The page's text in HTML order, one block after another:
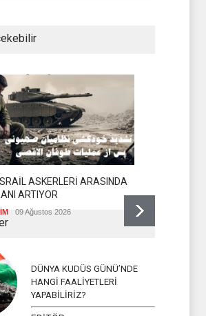
ASKERLERİ ARASINDA
ARTIYOR
09 Ağustos 2026
DÜNYA KUDÜS GÜNÜ’NDE
HANGİ FAALİYETLERİ
YAPABİLİRİZ?